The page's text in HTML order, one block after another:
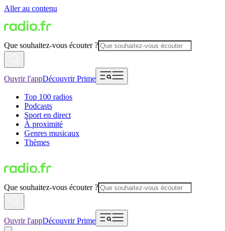
Aller au contenu
Que souhaitez-vous écouter ?
Ouvrir l'appDécouvrir Prime
Top 100 radios
Podcasts
Sport en direct
À proximité
Genres musicaux
Thèmes
Que souhaitez-vous écouter ?
Ouvrir l'appDécouvrir Prime